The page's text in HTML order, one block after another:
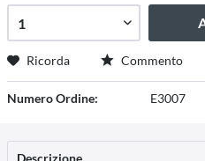
Ricorda Commento
Numero Ordine: E3007
Descrizione